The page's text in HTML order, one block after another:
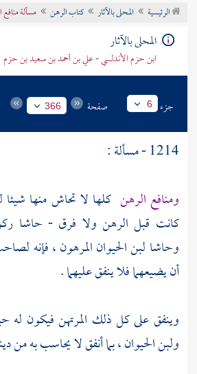
تراجم الأعلام
الرئيسية المحلى بالآثار كتاب الرهن مسألة
المحلى بالآثار
ابن حزم الأندلسي - علي بن أحمد بن سعيد بن حزم
جزء 6 صفحة 366
1214 - مسألة :
ومنافع الرهن كلها لا تحاش منها
كانت قبل الرهن ولا فرق - حاشا
وحاشا لبن الحيوان المرهون ، فإنه
أن يضيعهما فلا ينفق عليهما .
وينفق على كل ذلك المرتهن فيكون له
ولبن الحيوان ، بما أنفق لا يحاسب به من